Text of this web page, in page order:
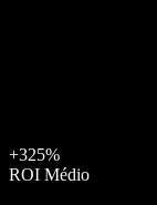
+325%
ROI Médio